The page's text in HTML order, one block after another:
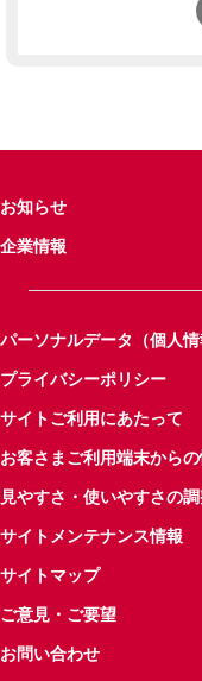
お知らせ
企業情報
パーソナルデータ（個人
プライバシーポリシー
サイトご利用にあたって
お客さまご利用端末から
見やすさ・使いやすさの
サイトメンテナンス情報
サイトマップ
ご意見・ご要望
お問い合わせ